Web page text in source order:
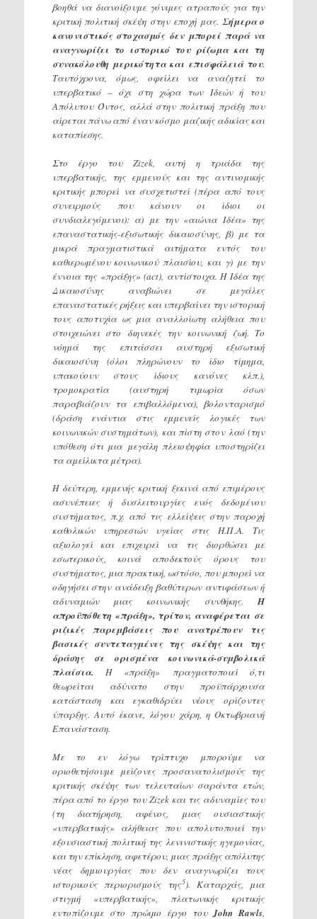
βοηθά να διανοίξουμε γόνιμες ατραπούς για την
κριτική πολιτική σκέψη στην εποχή μας. Σήμερα ο
κανονιστικός στοχασμός δεν μπορεί παρά να
αναγνωρίζει το ιστορικό του ρίζωμα και τη
συνακόλουθη μερικότητα και επισφάλειά του.
Ταυτόχρονα, όμως, οφείλει να αναζητεί το
υπερβατικό – όχι στη χώρα των Ιδεών ή του
Απόλυτου Όντος, αλλά στην πολιτική πράξη που
αίρεται πάνω από έναν κόσμο μαζικής αδικίας και
καταπίεσης.
Στο έργο του Ζizek, αυτή η τριάδα της
υπερβατικής, της εμμενούς και της αντινομικής
κριτικής μπορεί να συσχετιστεί (πέρα από τους
συνειρμούς που κάνουν οι ίδιοι οι
συνδιαλεγόμενοι): α) με την «αιώνια Ιδέα» της
επαναστατικής-εξισωτικής δικαιοσύνης, β) με τα
μικρά πραγματιστικά αιτήματα εντός του
καθιερωμένου κοινωνικού πλαισίου, και γ) με την
έννοια της «πράξης» (act), αντίστοιχα. Η Ιδέα της
Δικαιοσύνης αναβιώνει σε μεγάλες
επαναστατικές ρήξεις και υπερβαίνει την ιστορική
τους αποτυχία ως μια αναλλοίωτη αλήθεια που
στοιχειώνει στο διηνεκές την κοινωνική ζωή. Το
νόημά της επιτάσσει αυστηρή εξισωτική
δικαιοσύνη (όλοι πληρώνουν το ίδιο τίμημα,
υπακούουν στους ίδιους κανόνες κλπ.),
τρομοκρατία (αυστηρή τιμωρία όσων
παραβιάζουν τα επιβαλλόμενα), βολονταρισμό
(δράση ενάντια στις εμμενείς λογικές των
κοινωνικών συστημάτων), και πίστη στον λαό (την
υπόθεση ότι μια μεγάλη πλειοψηφία υποστηρίζει
τα αμείλικτα μέτρα).
Η δεύτερη, εμμενής κριτική ξεκινά από επιμέρους
ασυνέπειες ή δυσλειτουργίες ενός δεδομένου
συστήματος, π.χ. από τις ελλείψεις στην παροχή
καθολικών υπηρεσιών υγείας στις Η.Π.Α. Τις
αξιολογεί και επιχειρεί να τις διορθώσει με
εσωτερικούς, κοινά αποδεκτούς όρους του
συστήματος, μια πρακτική, ωστόσο, που μπορεί να
οδηγήσει στην ανάδειξη βαθύτερων αντιφάσεων ή
αδυναμιών μιας κοινωνικής συνθήκης.Η
απροϋπόθετη «πράξη», τρίτον, αναφέρεται σε
ριζικές παρεμβάσεις που ανατρέπουν τις
βασικές συντεταγμένες της σκέψης και της
δράσης σε ορισμένα κοινωνικά-συμβολικά
πλαίσια. Η «πράξη» πραγματοποιεί ό,τι
θεωρείται αδύνατο στην προϋπάρχουσα
κατάσταση και εγκαθιδρύει νέους ορίζοντες
ύπαρξης. Αυτό έκανε, λόγου χάρη, η Οκτωβριανή
Επανάσταση.
Με το εν λόγω τρίπτυχο μπορούμε να
oριοθετήσουμε μείζονες προσανατολισμούς της
κριτικής σκέψης των τελευταίων σαράντα ετών,
πέρα από το έργο του Ζizek και τις αδυναμίες του
(τη διατήρηση, αφένος, μιας ουσιαστικής
«υπερβατικής» αλήθειας που απολυτοποιεί την
εξουσιαστική πολιτική της λενινιστικής ηγεμονίας,
και την επίκληση, αφετέρου, μιας πράξης απόλυτης
νέας δημιουργίας που δεν αναγνωρίζει τους
ιστορικούς περιορισμούς της5). Καταρχάς, μια
στιγμή «υπερβατικής», πλατωνικής κριτικής
εντοπίζουμε στο πρώιμο έργο του John Rawls